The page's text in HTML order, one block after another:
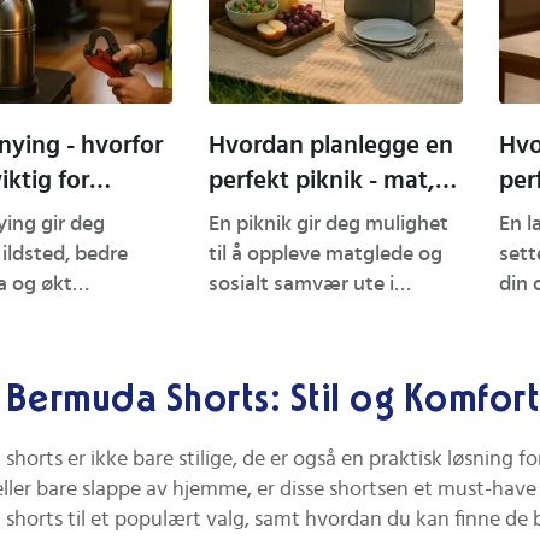
- hvorfor
for
og økonomi
gir deg
bedre
og økt
rør kan du
pipe, redusere
og få mer
Du finner
Hvordan planlegge en
perfekt piknik - mat,
utstyr og aktiviteter
En piknik gir deg mulighet
til å oppleve matglede og
sosialt samvær ute i
råd om utstyr, smarte
organiserer praktiske
aktiviteter for både små og
store grupper. Utforsk
En
din
Shorts: Stil og
shorts er ikke bare stilige, de er også en praktisk løsning
bare slappe av hjemme, er disse shortsen et must-
shorts til et populært valg, samt hvordan du kan finne de